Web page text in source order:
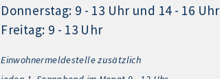
Donnerstag: 9 - 13 Uhr und 14 - 16 Uhr
Freitag: 9 - 13 Uhr
Einwohnermeldestelle zusätzlich